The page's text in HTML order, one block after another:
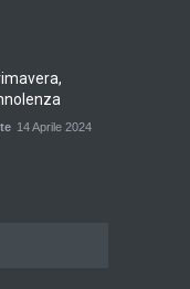
14 Aprile 2024